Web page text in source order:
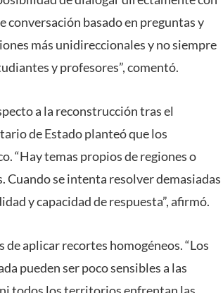
basado en preguntas y
más unidireccionales y no siempre
y profesores”, comentó.
a la reconstrucción tras el
de Estado planteó que los
“Hay temas propios de regiones o
se intenta resolver demasiadas
y capacidad de respuesta”, afirmó.
aplicar recortes homogéneos. “Los
pueden ser poco sensibles a las